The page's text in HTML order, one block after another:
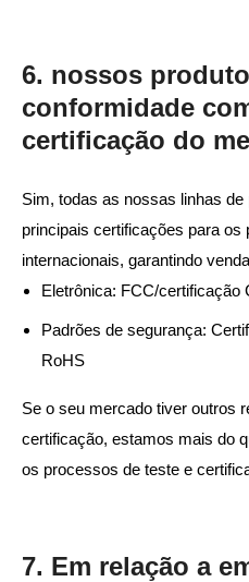
6. nossos
conformidade
certificação do
Sim, todas as nossas linhas
principais certificações para os
internacionais, garantindo
Eletrônica: FCC/certificação
Padrões de segurança:
RoHS
Se o seu mercado tiver outros
certificação, estamos mais do
os processos de teste e
7. Em relação a